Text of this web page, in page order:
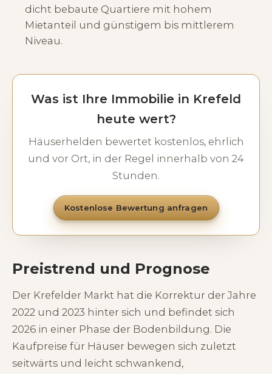
dicht bebaute Quartiere mit hohem
Mietanteil und günstigem bis mittlerem
Niveau.
Was ist Ihre Immobilie in Krefeld
heute wert?
Häuserhelden bewertet kostenlos, ehrlich
und vor Ort, in der Regel innerhalb von 24
Stunden.
Kostenlose Bewertung anfragen
Preistrend und Prognose
Der Krefelder Markt hat die Korrektur der Jahre
2022 und 2023 hinter sich und befindet sich
2026 in einer Phase der Bodenbildung. Die
Kaufpreise für Häuser bewegen sich zuletzt
seitwärts und leicht schwankend,